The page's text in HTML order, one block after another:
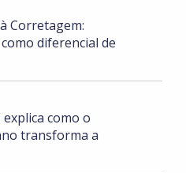
Corretagem:
diferencial de
como o
transforma a